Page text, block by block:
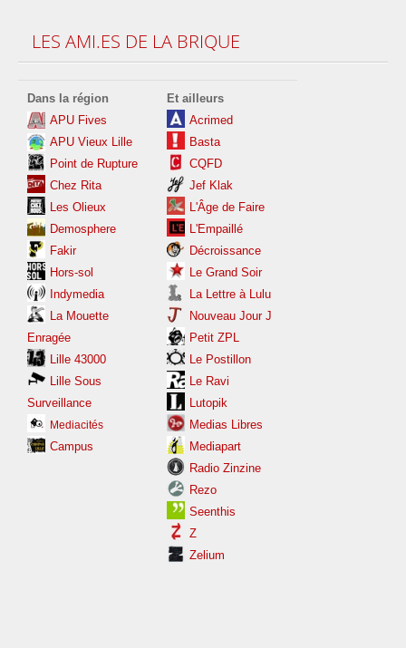
LES AMI.ES DE LA BRIQUE
Dans la région
APU Fives
APU Vieux Lille
Point de Rupture
Chez Rita
Les Olieux
Demosphere
Fakir
Hors-sol
Indymedia
La Mouette
Enragée
Lille 43000
Lille Sous
Surveillance
Mediacités
Campus
Et ailleurs
Acrimed
Basta
CQFD
Jef Klak
L'Âge de Faire
L'Empaillé
Décroissance
Le Grand Soir
La Lettre à Lulu
Nouveau Jour J
Petit ZPL
Le Postillon
Le Ravi
Lutopik
Medias Libres
Mediapart
Radio Zinzine
Rezo
Seenthis
Z
Zelium